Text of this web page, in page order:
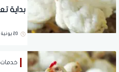
20 يونية 2026 | 09:34 صباحاً
خدمات